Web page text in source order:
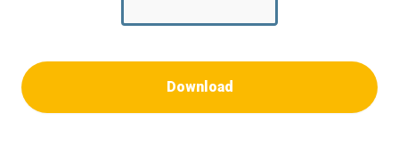
Download